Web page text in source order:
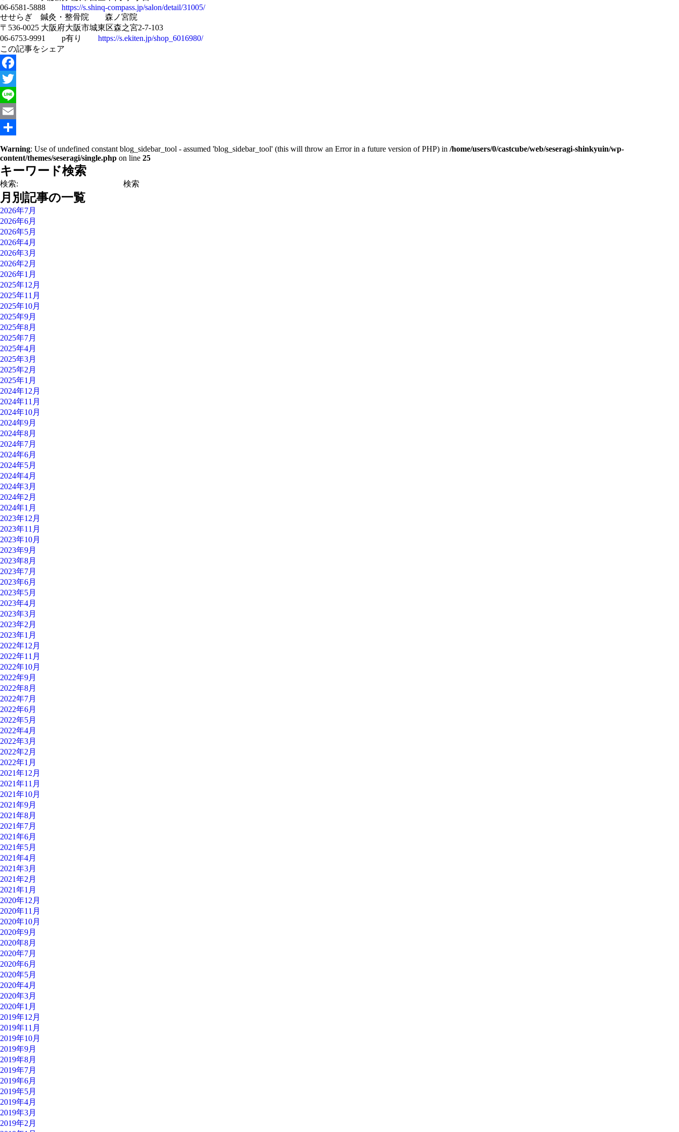
06-6581-5888 https://s.shinq-compass.jp/salon/detail/31005/
せせらぎ 鍼灸・整骨院 森ノ宮院
〒536-0025 大阪府大阪市城東区森之宮2-7-103
06-6753-9991 p有り https://s.ekiten.jp/shop_6016980/
この記事をシェア
Facebook
Twitter
Line
Email
有
Warning: Use of undefined constant blog_sidebar_tool - assumed 'blog_sidebar_tool' (this will throw an Error in a future version of PHP) in /home/users/0/castcube/web/seseragi-shinkyuin/wp-
content/themes/seseragi/single.php on line 25
キーワード検索
検索:
月別記事の一覧
2026年7月
2026年6月
2026年5月
2026年4月
2026年3月
2026年2月
2026年1月
2025年12月
2025年11月
2025年10月
2025年9月
2025年8月
2025年7月
2025年4月
2025年3月
2025年2月
2025年1月
2024年12月
2024年11月
2024年10月
2024年9月
2024年8月
2024年7月
2024年6月
2024年5月
2024年4月
2024年3月
2024年2月
2024年1月
2023年12月
2023年11月
2023年10月
2023年9月
2023年8月
2023年7月
2023年6月
2023年5月
2023年4月
2023年3月
2023年2月
2023年1月
2022年12月
2022年11月
2022年10月
2022年9月
2022年8月
2022年7月
2022年6月
2022年5月
2022年4月
2022年3月
2022年2月
2022年1月
2021年12月
2021年11月
2021年10月
2021年9月
2021年8月
2021年7月
2021年6月
2021年5月
2021年4月
2021年3月
2021年2月
2021年1月
2020年12月
2020年11月
2020年10月
2020年9月
2020年8月
2020年7月
2020年6月
2020年5月
2020年4月
2020年3月
2020年1月
2019年12月
2019年11月
2019年10月
2019年9月
2019年8月
2019年7月
2019年6月
2019年5月
2019年4月
2019年3月
2019年2月